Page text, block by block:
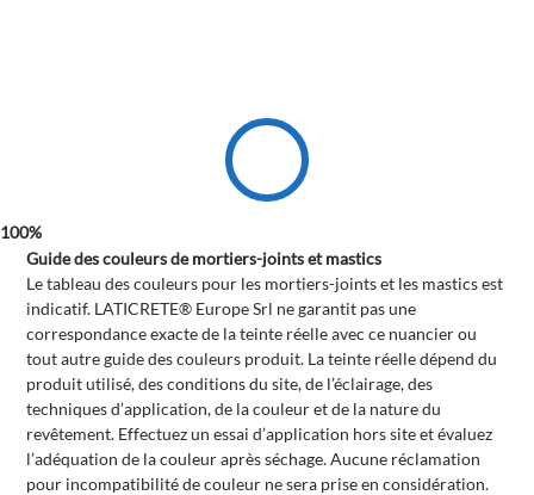
Guide des couleurs demortiers-joints et mastics
Le tableau des couleurs pour les mortiers-joints et les mastics est
indicatif. LATICRETE® Europe Srl ne garantit pas une
correspondance exacte de la teinte réelle avec ce nuancier ou
tout autre guide des couleurs produit. La teinte réelle dépend du
produit utilisé, des conditions du site, de l’éclairage, des
techniques d’application, de la couleur et de la nature du
revêtement. Effectuez un essai d’application hors site et évaluez
l’adéquation de la couleur après séchage. Aucune réclamation
pour incompatibilité de couleur ne sera prise en considération.